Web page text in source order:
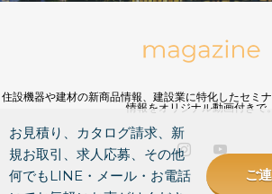
住設機器や建材の新商品情報、建設業に特化したセミ
情報をオリジナル動画付きで。
お見積り、カタログ請求、新
規お取引、求人応募、その他
何でもLINE・メール・お電話
ご